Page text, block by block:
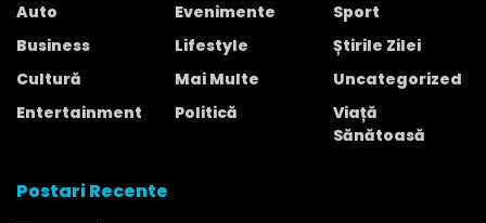
Auto
Business
Cultură
Entertainment
Evenimente
Lifestyle
Mai Multe
Politică
Sport
Știrile Zilei
Uncategorized
Viață
Sănătoasă
Postari Recente